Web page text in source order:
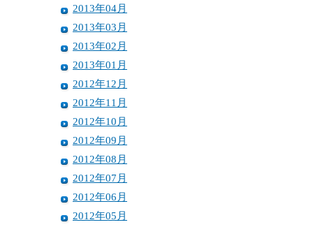
2013年04月
2013年03月
2013年02月
2013年01月
2012年12月
2012年11月
2012年10月
2012年09月
2012年08月
2012年07月
2012年06月
2012年05月